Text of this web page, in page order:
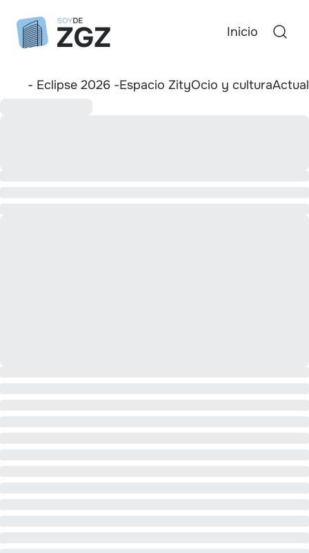
Inicio
- Eclipse 2026 -Espacio ZityOcio y cultura